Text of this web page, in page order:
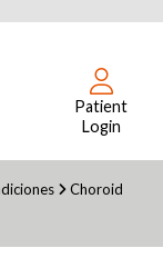
Patient
Login
Choroid